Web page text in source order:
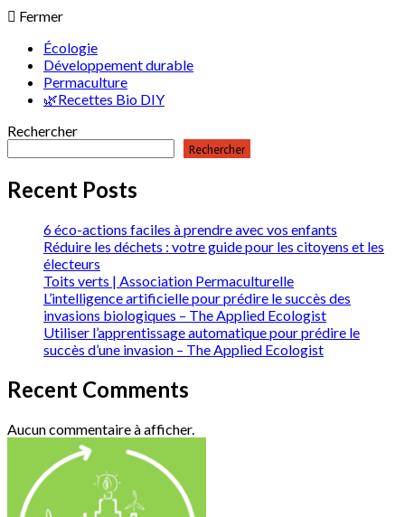
Fermer
Écologie
Développement durable
Permaculture
🌿Recettes Bio DIY
Rechercher
Rechercher
Recent Posts
6 éco-actions faciles à prendre avec vos enfants
Réduire les déchets : votre guide pour les citoyens et les
électeurs
Toits verts | Association Permaculturelle
L’intelligence artificielle pour prédire le succès des
invasions biologiques – The Applied Ecologist
Utiliser l’apprentissage automatique pour prédire le
succès d’une invasion – The Applied Ecologist
Recent Comments
Aucun commentaire à afficher.